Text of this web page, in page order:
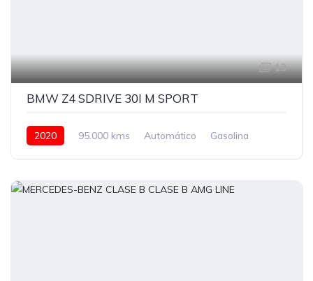
13
BMW Z4 SDRIVE 30I M SPORT
2020 95.000 kms Automático Gasolina